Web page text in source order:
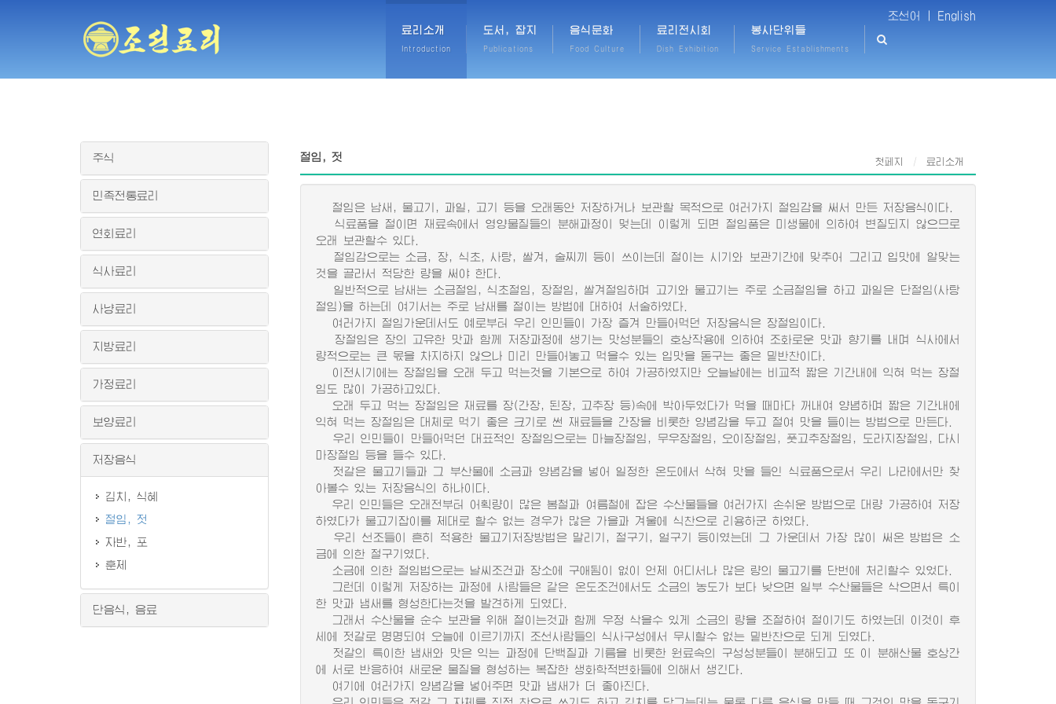
조선어 | English
료리소개
Introduction
도서, 잡지
Publications
음식문화
Food Culture
료리전시회
Dish Exhibition
봉사단위들
Service Establishments
절임, 젓 첫페지 료리소개
절임은 남새, 물고기, 과일, 고기 등을 오래동안 저장하거나 보관할 목적으로 여러가지 절임감을 써서 만든 저장음식이다.
식료품을 절이면 재료속에서 영양물질들의 분해과정이 멎는데 이렇게 되면 절임품은 미생물에 의하여 변질되지 않으므로
오래 보관할수 있다.
절임감으로는 소금, 장, 식초, 사탕, 쌀겨, 술찌끼 등이 쓰이는데 절이는 시기와 보관기간에 맞추어 그리고 입맛에 알맞는
것을 골라서 적당한 량을 써야 한다.
일반적으로 남새는 소금절임, 식초절임, 장절임, 쌀겨절임하며 고기와 물고기는 주로 소금절임을 하고 과일은 단절임(사탕
절임)을 하는데 여기서는 주로 남새를 절이는 방법에 대하여 서술하였다.
여러가지 절임가운데서도 예로부터 우리 인민들이 가장 즐겨 만들어먹던 저장음식은 장절임이다.
장절임은 장의 고유한 맛과 함께 저장과정에 생기는 맛성분들의 호상작용에 의하여 조화로운 맛과 향기를 내며 식사에서
량적으로는 큰 몫을 차지하지 않으나 미리 만들어놓고 먹을수 있는 입맛을 돋구는 좋은 밑반찬이다.
이전시기에는 장절임을 오래 두고 먹는것을 기본으로 하여 가공하였지만 오늘날에는 비교적 짧은 기간내에 익혀 먹는 장절
임도 많이 가공하고있다.
오래 두고 먹는 장절임은 재료를 장(간장, 된장, 고추장 등)속에 박아두었다가 먹을 때마다 꺼내여 양념하며 짧은 기간내에
익혀 먹는 장절임은 대체로 먹기 좋은 크기로 썬 재료들을 간장을 비롯한 양념감을 두고 절여 맛을 들이는 방법으로 만든다.
우리 인민들이 만들어먹던 대표적인 장절임으로는 마늘장절임, 무우장절임, 오이장절임, 풋고추장절임, 도라지장절임, 다시
마장절임 등을 들수 있다.
젓갈은 물고기들과 그 부산물에 소금과 양념감을 넣어 일정한 온도에서 삭혀 맛을 들인 식료품으로서 우리 나라에서만 찾
아볼수 있는 저장음식의 하나이다.
우리 인민들은 오래전부터 어획량이 많은 봄철과 여름철에 잡은 수산물들을 여러가지 손쉬운 방법으로 대량 가공하여 저장
하였다가 물고기잡이를 제대로 할수 없는 경우가 많은 가을과 겨울에 식찬으로 리용하군 하였다.
우리 선조들이 흔히 적용한 물고기저장방법은 말리기, 절구기, 얼구기 등이였는데 그 가운데서 가장 많이 써온 방법은 소
금에 의한 절구기였다.
소금에 의한 절임법으로는 날씨조건과 장소에 구애됨이 없이 언제 어디서나 많은 량의 물고기를 단번에 처리할수 있었다.
그런데 이렇게 저장하는 과정에 사람들은 같은 온도조건에서도 소금의 농도가 보다 낮으면 일부 수산물들은 삭으면서 특이
한 맛과 냄새를 형성한다는것을 발견하게 되였다.
그래서 수산물을 순수 보관을 위해 절이는것과 함께 우정 삭을수 있게 소금의 량을 조절하여 절이기도 하였는데 이것이 후
세에 젓갈로 명명되여 오늘에 이르기까지 조선사람들의 식사구성에서 무시할수 없는 밑반찬으로 되게 되였다.
젓갈의 특이한 냄새와 맛은 익는 과정에 단백질과 기름을 비롯한 원료속의 구성성분들이 분해되고 또 이 분해산물 호상간
에 서로 반응하여 새로운 물질을 형성하는 복잡한 생화학적변화들에 의해서 생긴다.
여기에 여러가지 양념감을 넣어주면 맛과 냄새가 더 좋아진다.
주식
민족전통료리
연회료리
식사료리
사냥료리
지방료리
가정료리
보양료리
저장음식
김치, 식혜
절임, 젓
자반, 포
훈제
단음식, 음료